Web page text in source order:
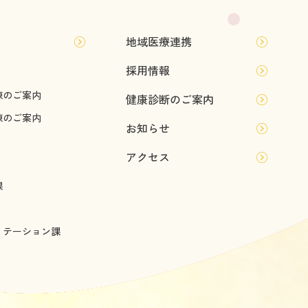
ご案内
ご案内
テーション課
地域医療連携
採用情報
健康診断のご案内
お知らせ
アクセス